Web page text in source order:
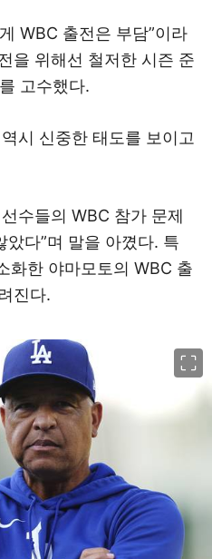
WBC 출전은 부담”이라
을 위해선 철저한 시즌 준
고수했다.
시 신중한 태도를 보이고
수들의 WBC 참가 문제
았다”며 말을 아꼈다. 특
화한 야마모토의 WBC 출
진다.